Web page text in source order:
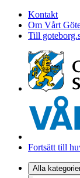
Kontakt
Om Vårt
Till
Fortsätt till
Alla